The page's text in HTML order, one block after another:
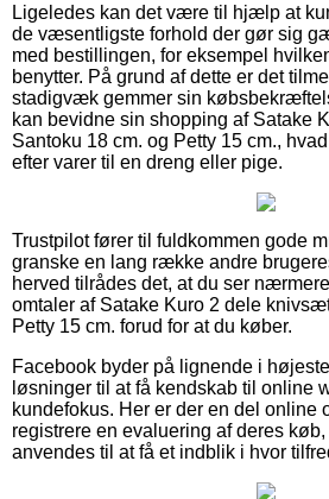
Ligeledes kan det være til hjælp at
de væsentligste forhold der gør sig
med bestillingen, for eksempel
benytter. På grund af dette er det
stadigvæk gemmer sin
kan bevidne sin shopping af Satake
Santoku 18 cm. og Petty 15 cm.,
efter varer til en dreng eller pige.
Trustpilot fører til fuldkommen gode
granske en lang række andre
herved tilrådes det, at du ser
omtaler af Satake Kuro 2 dele
Petty 15 cm. forud for at du køber.
Facebook byder på lignende i
løsninger til at få kendskab til online
kundefokus. Her er der en del online
registrere en evaluering af deres
anvendes til at få et indblik i hvor